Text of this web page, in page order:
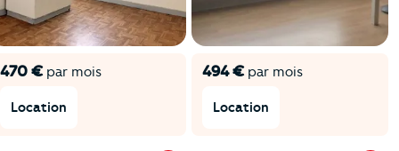
470 €par mois
Location
494 €par mois
Location